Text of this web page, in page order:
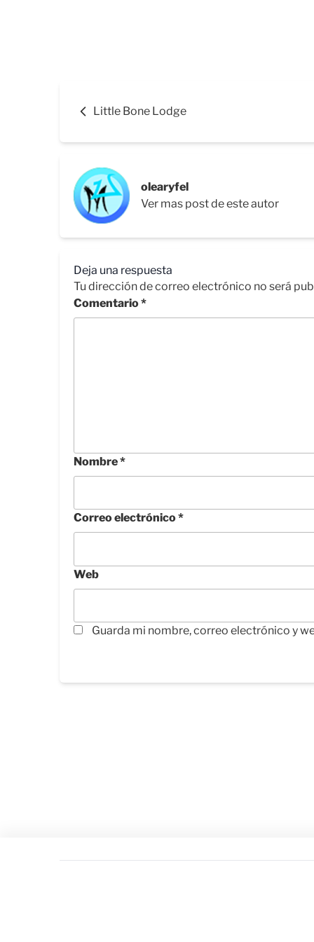
Little Bone Lodge
olearyfel
Ver mas post de este autor
Deja una respuesta
Tu dirección de correo electrónico no será
Comentario*
Nombre*
Correo electrónico*
Web
Guarda mi nombre, correo electrónico y